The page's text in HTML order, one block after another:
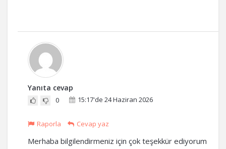
Yanıta cevap
0 15:17'de 24 Haziran 2026
Raporla Cevap yaz
Merhaba bilgilendirmeniz için çok teşekkür ediyorum